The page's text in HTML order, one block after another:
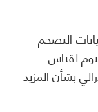
التضخم
لقياس
بشأن المزيد